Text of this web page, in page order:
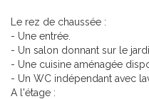
Le rez de chaussée :
- Une entrée.
- Un salon donnant sur le
- Une cuisine aménagée
- Un WC indépendant avec
A l'étage :